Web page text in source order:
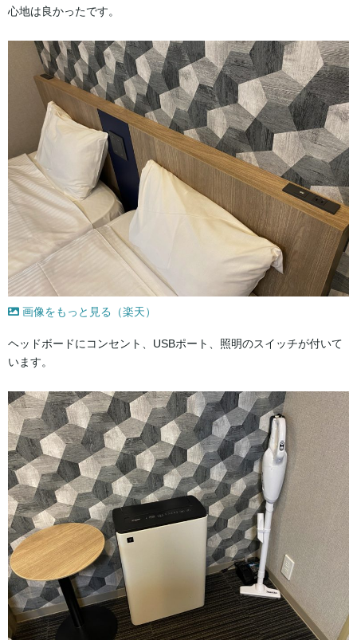
心地は良かったです。
画像をもっと見る（楽天）
ヘッドボードにコンセント、USBポート、照明のスイッチが付いて
います。